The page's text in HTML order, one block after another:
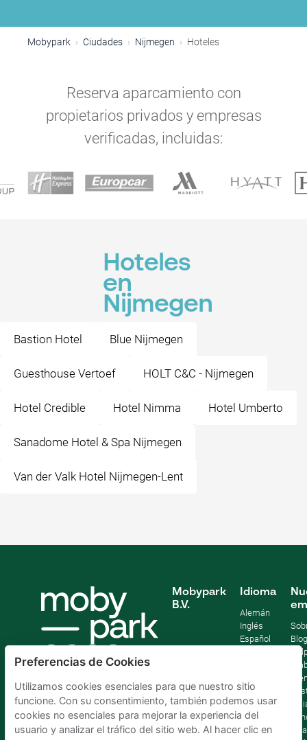
Mobypark Ciudades Nijmegen Hoteles
Reserva aparcamiento con
propietarios privados y empresas
verificadas, incluidas:
Hoteles
en
Nijmegen
Bastion Hotel Blue Nijmegen
Guesthouse Vertoef HOLT C&C - Nijmegen
Hotel Credible Hotel Nimma Hotel Umberto
Sanadome Hotel & Spa Nijmegen
Van der Valk Hotel Nijmegen-Lent
Mobypark
B.V.
Idioma
Alemán
Inglés
Español
Blog
Preferencias de Cookies
Utilizamos cookies esenciales para que nuestro sitio
funcione. Con su consentimiento, también podemos usar
cookies no esenciales para mejorar la experiencia del
usuario y analizar el tráfico del sitio web. Al hacer clic en